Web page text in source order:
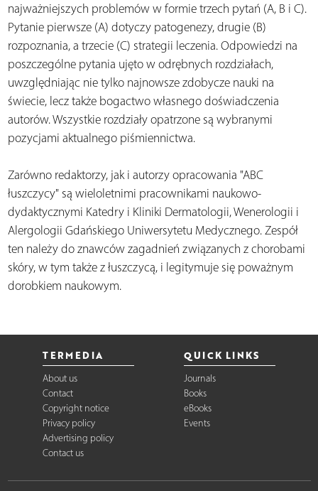
najważniejszych problemów w formie trzech pytań (A, B i C).
Pytanie pierwsze (A) dotyczy patogenezy, drugie (B)
rozpoznania, a trzecie (C) strategii leczenia. Odpowiedzi na
poszczególne pytania ujęto w odrębnych rozdziałach,
uwzględniając nie tylko najnowsze zdobycze nauki na
świecie, lecz także bogactwo własnego doświadczenia
autorów. Wszystkie rozdziały opatrzone są wybranymi
pozycjami aktualnego piśmiennictwa.
Zarówno redaktorzy, jak i autorzy opracowania "ABC
łuszczycy" są wieloletnimi pracownikami naukowo-
dydaktycznymi Katedry i Kliniki Dermatologii, Wenerologii i
Alergologii Gdańskiego Uniwersytetu Medycznego. Zespół
ten należy do znawców zagadnień związanych z chorobami
skóry, w tym także z łuszczycą, i legitymuje się poważnym
dorobkiem naukowym.
TERMEDIA
About us
Contact
Copyright notice
Privacy policy
Advertising policy
Contact us
QUICK LINKS
Journals
Books
eBooks
Events